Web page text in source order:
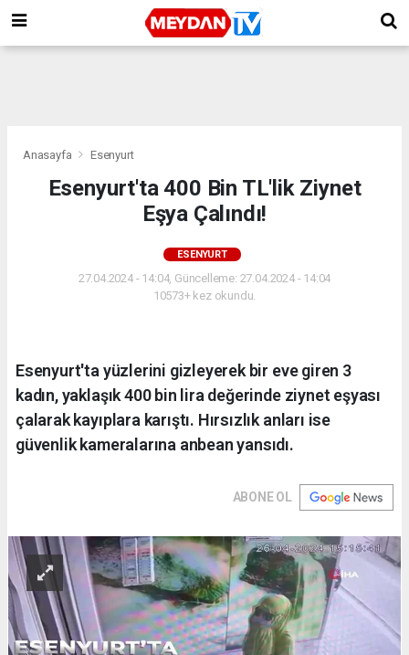
Anasayfa Esenyurt
Esenyurt'ta 400 Bin TL'lik Ziynet
Eşya Çalındı!
ESENYURT
27.04.2024 - 14:04, Güncelleme: 27.04.2024 - 14:04
10573+ kez okundu.
Esenyurt'ta yüzlerini gizleyerek bir eve giren 3
kadın, yaklaşık 400 bin lira değerinde ziynet eşyası
çalarak kayıplara karıştı. Hırsızlık anları ise
güvenlik kameralarına anbean yansıdı.
ABONE OL